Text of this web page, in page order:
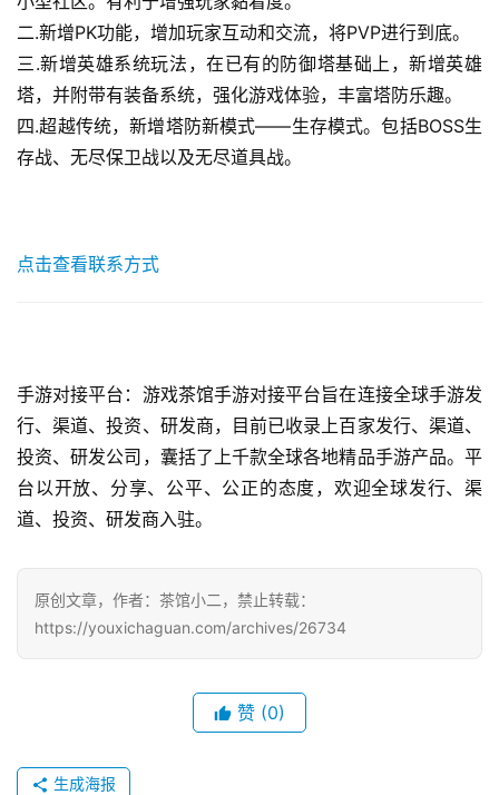
二.新增PK功能，增加玩家互动和交流，将PVP进行到底。
三.新增英雄系统玩法，在已有的防御塔基础上，新增英雄
塔，并附带有装备系统，强化游戏体验，丰富塔防乐趣。
四.超越传统，新增塔防新模式——生存模式。包括BOSS生
存战、无尽保卫战以及无尽道具战。
点击查看联系方式
手游对接平台：游戏茶馆手游对接平台旨在连接全球手游发
行、渠道、投资、研发商，目前已收录上百家发行、渠道、
投资、研发公司，囊括了上千款全球各地精品手游产品。平
台以开放、分享、公平、公正的态度，欢迎全球发行、渠
道、投资、研发商入驻。
原创文章，作者：茶馆小二，禁止转载：
https://youxichaguan.com/archives/26734
赞 (0)
生成海报